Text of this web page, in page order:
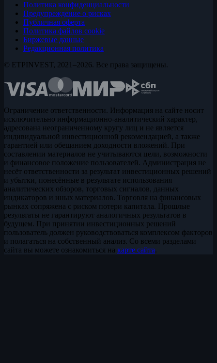
Политика конфиденциальности
Предупреждение о рисках
Публичная оферта
Политика файлов cookie
Биржевые данные
Редакционная политика
© ETPINVEST, 2021–2026. Все права защищены.
Ограничение ответственности. Информация на сайте носит
исключительно информационно-аналитический характер,
адресована неограниченному кругу лиц и не является
индивидуальной инвестиционной рекомендацией, а также
гарантией или обещанием доходности вложений. При
составлении материалов не учитываются цели, возможности
и финансовое положение пользователей. Администрация не
несёт ответственности за результат инвестиционных решений
и убытки, понесённые в результате использования
аналитических обзоров, торговых сигналов, данных
индикаторов и иных материалов. Торговля на финансовых
рынках сопряжена с риском потери капитала. Прошлые
результаты не гарантируют аналогичных результатов в
будущем. При принятии инвестиционных решений
пользователь должен руководствоваться комплексом факторов
и полагаться на собственный анализ. Со всеми разделами
сайта вы можете ознакомиться на карте сайта.